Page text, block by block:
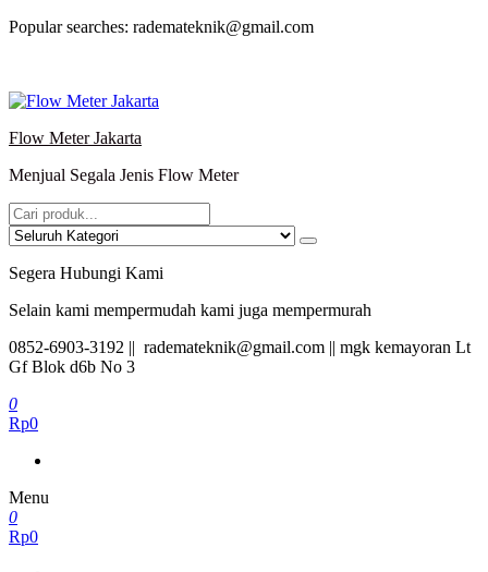
Lompat
Popular searches: rademateknik@gmail.com
Flow Meter Jakarta
Menjual Segala Jenis Flow Meter
Segera Hubungi Kami
Selain kami mempermudah kami juga mempermurah
0852-6903-3192 || rademateknik@gmail.com || mgk kemayoran Lt
Gf Blok d6b No 3
0
Rp0
Menu
0
Rp0